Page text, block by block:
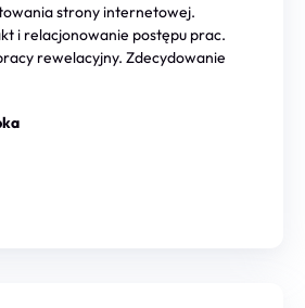
strony internetowej.
i relacjonowanie postępu prac.
rewelacyjny. Zdecydowanie